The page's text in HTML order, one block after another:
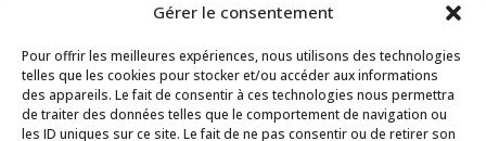
Gérer le consentement
Pour offrir les meilleures expériences, nous utilisons des technologies
telles que les cookies pour stocker et/ou accéder aux informations
des appareils. Le fait de consentir à ces technologies nous permettra
de traiter des données telles que le comportement de navigation ou
les ID uniques sur ce site. Le fait de ne pas consentir ou de retirer son
Mentions légales
Politique de confidentialité